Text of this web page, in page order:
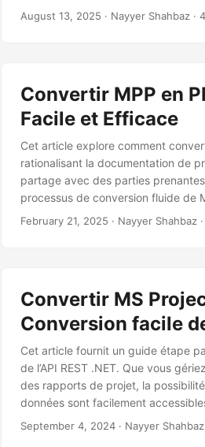
August 13, 2025 · Nayyer Shahbaz ·
Convertir MPP en
Facile et Efficace
Cet article explore comment
rationalisant la documentation de
partage avec des parties
processus de conversion fluide de
February 21, 2025 · Nayyer Shahbaz
Convertir MS
Conversion facile
Cet article fournit un guide étape
de l’API REST .NET. Que vous
des rapports de projet, la
données sont facilement
September 4, 2024 · Nayyer